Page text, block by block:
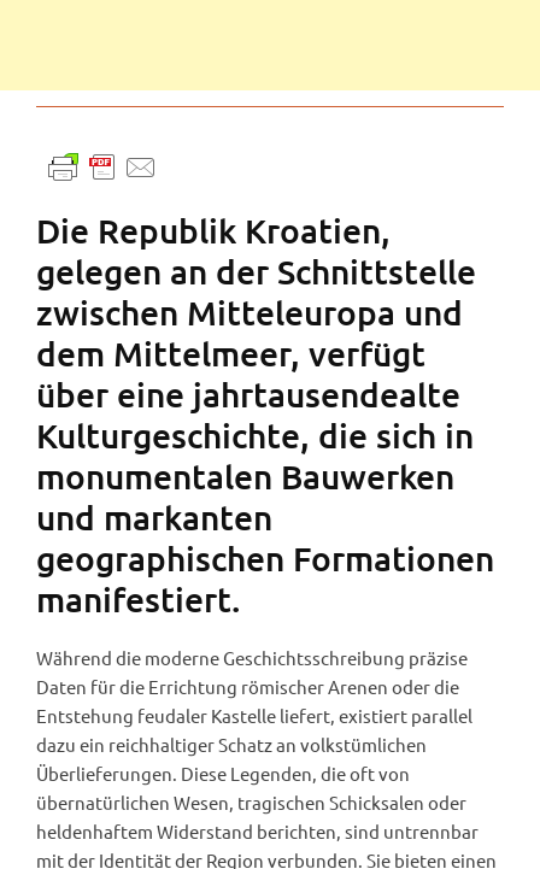
Die Republik Kroatien,
gelegen an der Schnittstelle
zwischen Mitteleuropa und
dem Mittelmeer, verfügt
über eine jahrtausendealte
Kulturgeschichte, die sich in
monumentalen Bauwerken
und markanten
geographischen Formationen
manifestiert.
Während die moderne Geschichtsschreibung präzise
Daten für die Errichtung römischer Arenen oder die
Entstehung feudaler Kastelle liefert, existiert parallel
dazu ein reichhaltiger Schatz an volkstümlichen
Überlieferungen. Diese Legenden, die oft von
übernatürlichen Wesen, tragischen Schicksalen oder
heldenhaftem Widerstand berichten, sind untrennbar
mit der Identität der Region verbunden. Sie bieten einen